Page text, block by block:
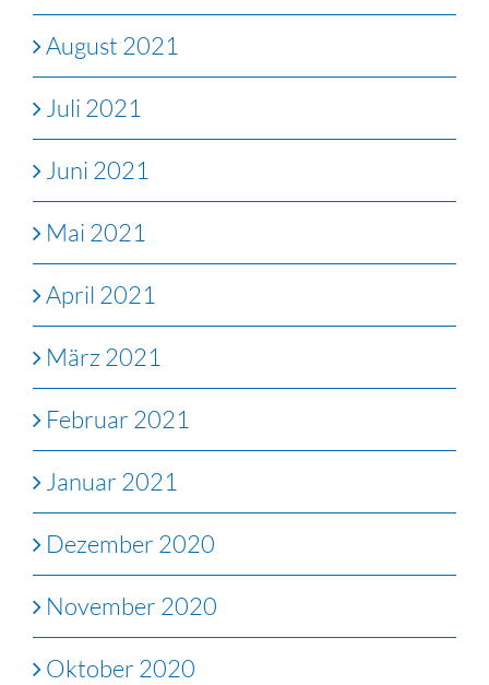
August 2021
Juli 2021
Juni 2021
Mai 2021
April 2021
März 2021
Februar 2021
Januar 2021
Dezember 2020
November 2020
Oktober 2020